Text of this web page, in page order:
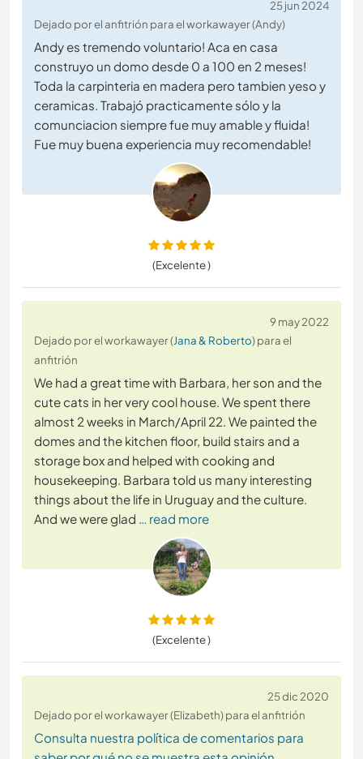
25 jun 2024
Dejado por el anfitrión para el workawayer (Andy)
Andy es tremendo voluntario! Aca en casa
construyo un domo desde 0 a 100 en 2 meses!
Toda la carpinteria en madera pero tambien yeso y
ceramicas. Trabajó practicamente sólo y la
comunciacion siempre fue muy amable y fluida!
Fue muy buena experiencia muy recomendable!
(Excelente )
9 may 2022
Dejado por el workawayer (Jana & Roberto) para el
anfitrión
We had a great time with Barbara, her son and the
cute cats in her very cool house. We spent there
almost 2 weeks in March/April 22. We painted the
domes and the kitchen floor, build stairs and a
storage box and helped with cooking and
housekeeping. Barbara told us many interesting
things about the life in Uruguay and the culture.
And we were glad … read more
(Excelente )
25 dic 2020
Dejado por el workawayer (Elizabeth) para el anfitrión
Consulta nuestra política de comentarios para